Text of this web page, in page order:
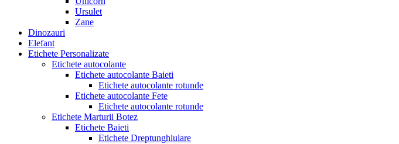
Ursulet
Zane
Dinozauri
Elefant
Etichete Personalizate
Etichete autocolante
Etichete autocolante Baieti
Etichete autocolante rotunde
Etichete autocolante Fete
Etichete autocolante rotunde
Etichete Marturii Botez
Etichete Baieti
Etichete Dreptunghiulare